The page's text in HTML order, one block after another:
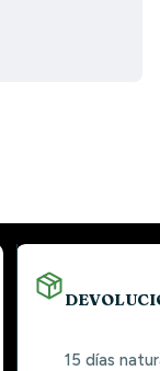
15 días